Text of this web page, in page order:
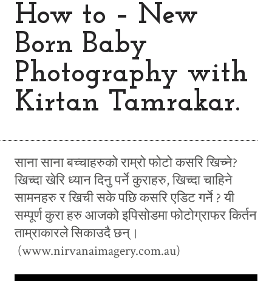
How to – New
Born Baby
Photography with
Kirtan Tamrakar.
साना साना बच्चाहरुको राम्रो फोटो कसरि खिच्ने?
खिच्दा खेरि ध्यान दिनु पर्ने कुराहरु, खिच्दा चाहिने
सामनहरु र खिची सके पछि कसरि एडिट गर्ने ? यी
सम्पूर्ण कुरा हरु आजको इपिसोडमा फोटोग्राफर किर्तन
ताम्राकारले सिकाउदै छन्।
(www.nirvanaimagery.com.au)